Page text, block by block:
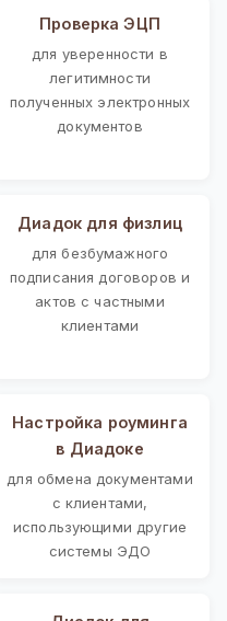
Проверка ЭЦП
для уверенности в
легитимности
полученных электронных
документов
Диадок для физлиц
для безбумажного
подписания договоров и
актов с частными
клиентами
Настройка роуминга
в Диадоке
для обмена документами
с клиентами,
использующими другие
системы ЭДО